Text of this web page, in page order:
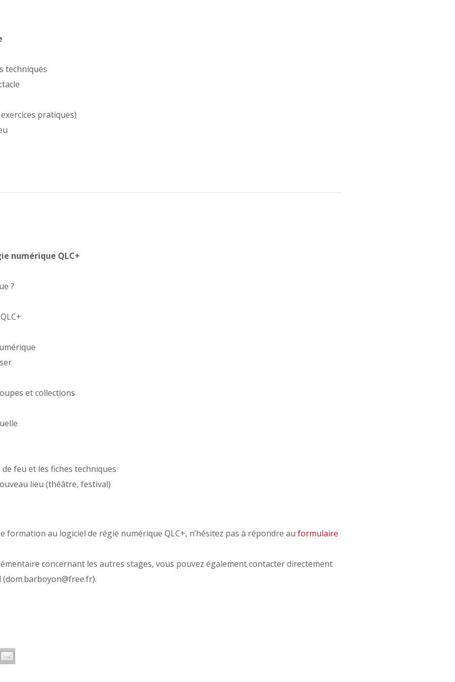
techniques
pratiques)
numérique QLC+
?
et collections
feu et les fiches techniques
lieu (théâtre, festival)
formation au logiciel de régie numérique QLC+, n’hésitez pas à répondre auformulaire
concernant les autres stages, vous pouvez également contacter directement